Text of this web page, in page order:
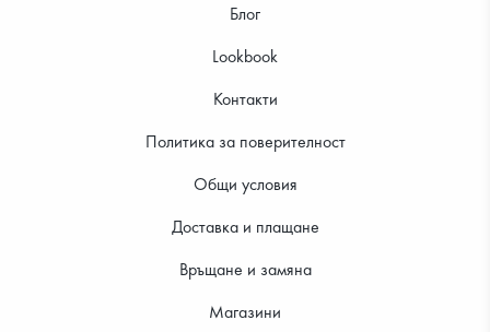
Блог
Lookbook
Контакти
Политика за поверителност
Общи условия
Доставка и плащане
Връщане и замяна
Магазини